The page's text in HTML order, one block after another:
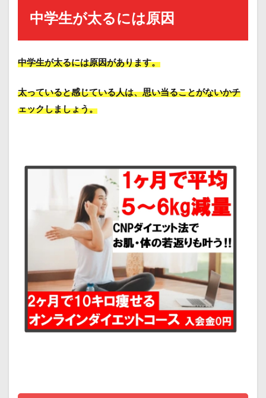
中学生が太るには原因
中学生が太るには原因があります。
太っていると感じている人は、思い当ることがないかチ
ェックしましょう。